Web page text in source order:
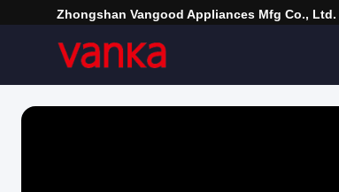
Zhongshan Vangood Appliances Mfg Co., Ltd.